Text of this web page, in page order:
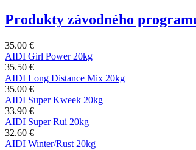
Produkty závodného
35.00 €
AIDI Girl Power 20kg
35.50 €
AIDI Long Distance Mix 20kg
35.00 €
AIDI Super Kweek 20kg
33.90 €
AIDI Super Rui 20kg
32.60 €
AIDI Winter/Rust 20kg